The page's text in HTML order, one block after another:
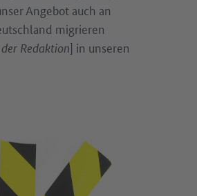
Angebot auch an
migrieren
Redaktion] in unseren